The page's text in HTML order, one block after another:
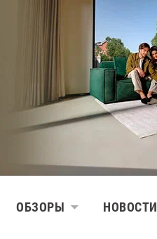
ОБЗОРЫ НОВОСТИ